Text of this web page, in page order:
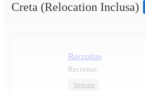
Creta (relocation Inclusa)
Recruitas
Recruitas
Website